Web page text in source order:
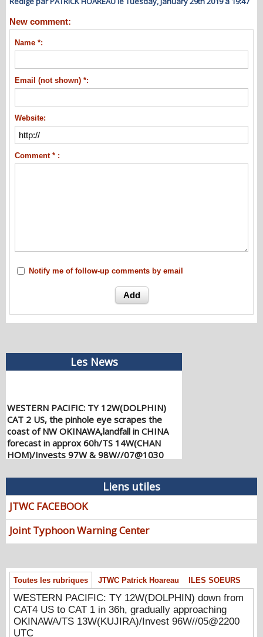
New comment:
Name *:
Email (not shown) *:
Website:
Comment * :
Notify me of follow-up comments by email
Les News
WESTERN PACIFIC: TY 12W(DOLPHIN)
CAT 2 US, the pinhole eye scrapes the
coast of NW OKINAWA,landfall in CHINA
forecast in approx 60h/TS 14W(CHAN
HOM)/Invests 97W & 98W//07@1030
08/07/2026 -PATRICK HOAREAU
WESTERN PACIFIC: TY 12W(DOLPHIN)
down from CAT4 US to CAT 1 in 36h,
gradually approaching OKINAWA/TS
13W(KUJIRA)/Invest 96W//05@2200 UTC
08/06/2026 -PATRICK HOAREAU
temporarily back to CAT 4 US with the
unexpected inner core re-
consolidation/Invest 94W//04@1000 UTC
08/04/2026 -PATRICK HOAREAU
WESTERN PACIFIC: TY 12W(DOLPHIN)
Liens utiles
JTWC FACEBOOK
Joint Typhoon Warning Center
Toutes les rubriques JTWC Patrick Hoareau ILES SOEURS
WESTERN PACIFIC: TY 12W(DOLPHIN) down from
CAT4 US to CAT 1 in 36h, gradually approaching
OKINAWA/TS 13W(KUJIRA)/Invest 96W//05@2200
UTC